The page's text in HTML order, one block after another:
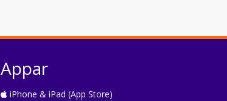
Appar
iPhone & iPad (App Store)